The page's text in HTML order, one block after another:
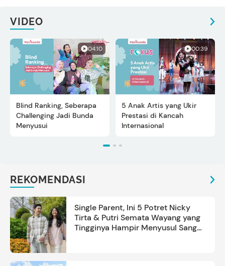
VIDEO
04:10
Blind Ranking, Seberapa
Challenging Jadi Bunda
Menyusui
00:39
5 Anak Artis yang Ukir
Prestasi di Kancah
Internasional
REKOMENDASI
Single Parent, Ini 5 Potret Nicky
Tirta & Putri Semata Wayang yang
Tingginya Hampir Menyusul Sang